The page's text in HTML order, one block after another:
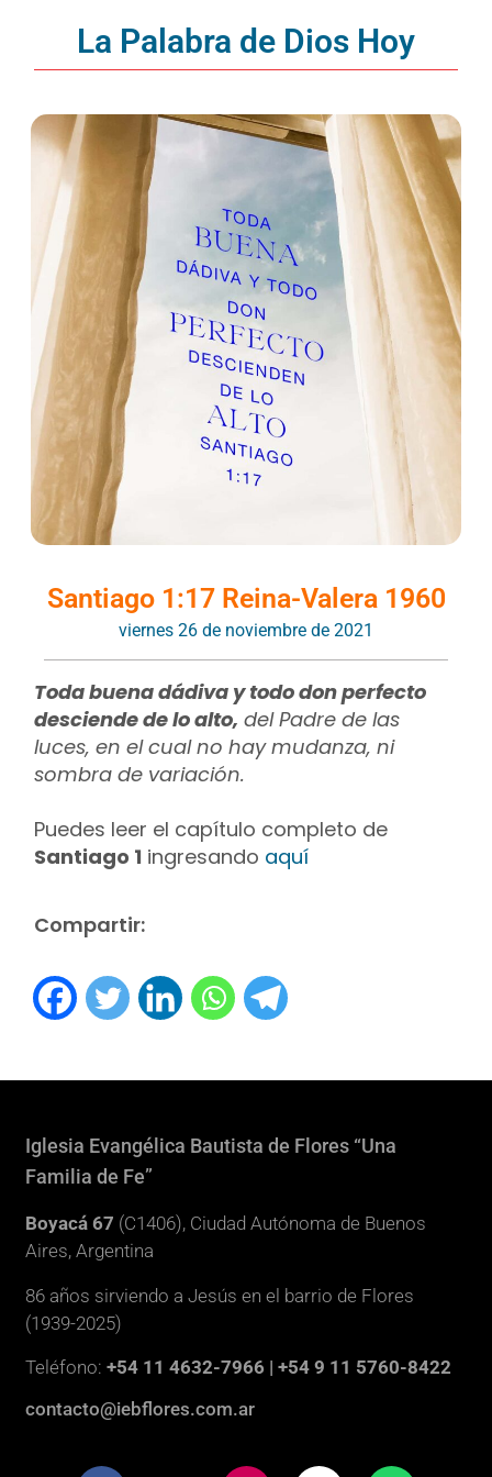
La Palabra de Dios Hoy
Santiago 1:17 Reina-Valera 1960
viernes 26 de noviembre de 2021
Toda buena dádiva y todo don perfecto
desciende de lo alto, del Padre de las
luces, en el cual no hay mudanza, ni
sombra de variación.
Puedes leer el capítulo completo de
Santiago 1 ingresando aquí
Compartir:
Iglesia Evangélica Bautista de Flores “Una
Familia de Fe”
Boyacá 67 (C1406), Ciudad Autónoma de Buenos
Aires, Argentina
86 años sirviendo a Jesús en el barrio de Flores
(1939-2025)
Teléfono:+54 11 4632-7966 | +54 9 11 5760-8422
contacto@iebflores.com.ar